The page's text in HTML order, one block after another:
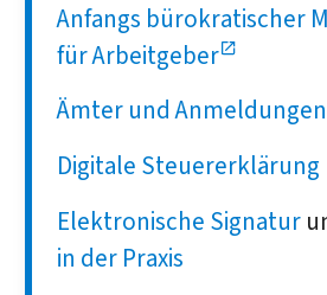
Anfangs bürokratischer
für Arbeitgeber
Ämter und Anmeldungen
Digitale Steuererklärung
Elektronische Signatur
in der Praxis